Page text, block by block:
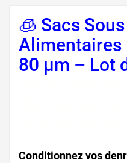
🧊 Sacs
Alimentaires
80 µm – Lot
Conditionnez vos